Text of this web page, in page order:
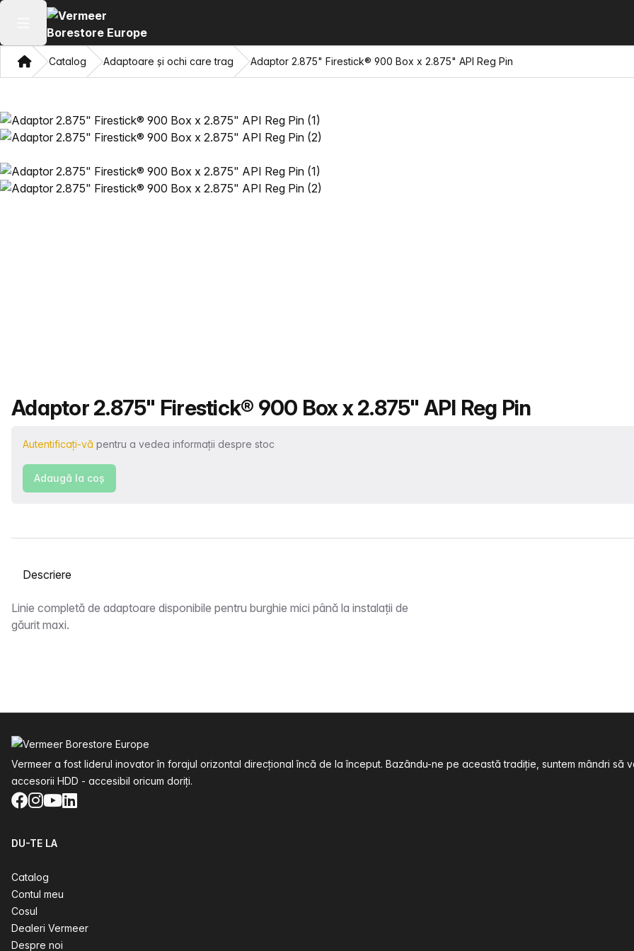
Deschide meniul principal
Domiciliu
Catalog Adaptoare și ochi care trag Adaptor 2.875" Firestick® 900 Box x 2.875" API Reg Pin
Nume produs
Adaptor 2.875" Firestick® 900 Box x 2.875" API Reg Pin
Autentificați-vă pentru a vedea informații despre stoc
Adaugă la coş
Selectați o filă
Descriere
Linie completă de adaptoare disponibile pentru burghie mici până la instalații de
găurit maxi.
Vermeer a fost liderul inovator în forajul orizontal direcțional încă de la început. Bazându-ne pe această tradiție, suntem mândri să
accesorii HDD - accesibil oricum doriți.
Facebook
Instagram
YouTube
LinkedIn
DU-TE LA
Catalog
Contul meu
Cosul
Dealeri Vermeer
Despre noi